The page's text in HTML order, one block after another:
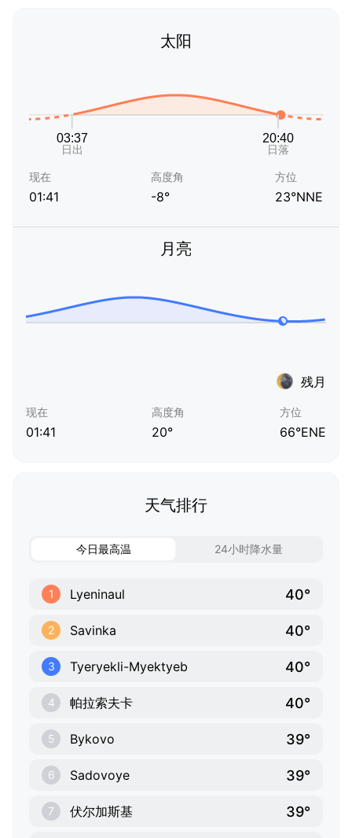
太阳
现在
01:41
高度角
-8°
方位
23°NNE
月亮
残月
现在
01:41
高度角
20°
方位
66°ENE
天气排行
今日最高温 24小时降水量
1 Lyeninaul 40°
2 Savinka 40°
3 Tyeryekli-Myektyeb 40°
4 帕拉索夫卡 40°
5 Bykovo 39°
6 Sadovoye 39°
7 伏尔加斯基 39°